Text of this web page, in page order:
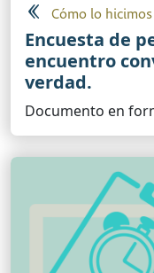
Cómo lo hicimos
Encuesta de
encuentro
verdad.
Documento en